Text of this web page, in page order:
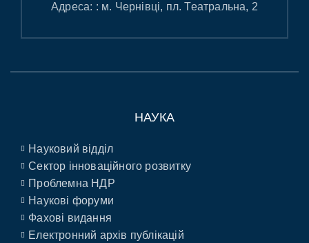
Адреса: : м. Чернівці, пл. Театральна, 2
НАУКА
Науковий відділ
Сектор інноваційного розвитку
Проблемна НДР
Наукові форуми
Фахові видання
Електронний архів публікацій